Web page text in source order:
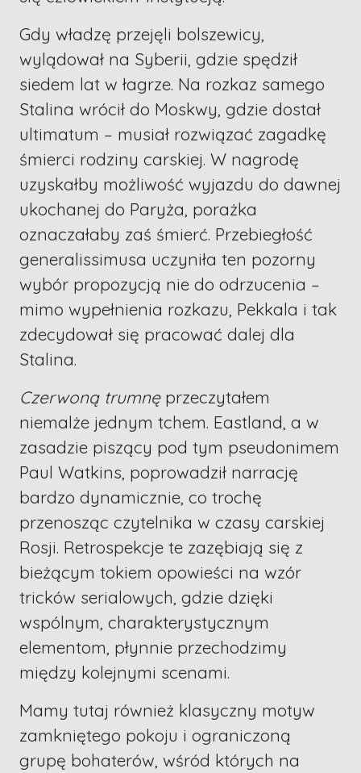
Gdy władzę przejęli bolszewicy,
wylądował na Syberii, gdzie spędził
siedem lat w łagrze. Na rozkaz samego
Stalina wrócił do Moskwy, gdzie dostał
ultimatum – musiał rozwiązać zagadkę
śmierci rodziny carskiej. W nagrodę
uzyskałby możliwość wyjazdu do dawnej
ukochanej do Paryża, porażka
oznaczałaby zaś śmierć. Przebiegłość
generalissimusa uczyniła ten pozorny
wybór propozycją nie do odrzucenia –
mimo wypełnienia rozkazu, Pekkala i tak
zdecydował się pracować dalej dla
Stalina.
Czerwoną trumnęprzeczytałem
niemalże jednym tchem. Eastland, a w
zasadzie piszący pod tym pseudonimem
Paul Watkins, poprowadził narrację
bardzo dynamicznie, co trochę
przenosząc czytelnika w czasy carskiej
Rosji. Retrospekcje te zazębiają się z
bieżącym tokiem opowieści na wzór
tricków serialowych, gdzie dzięki
wspólnym, charakterystycznym
elementom, płynnie przechodzimy
między kolejnymi scenami.
Mamy tutaj również klasyczny motyw
zamkniętego pokoju i ograniczoną
grupę bohaterów, wśród których na